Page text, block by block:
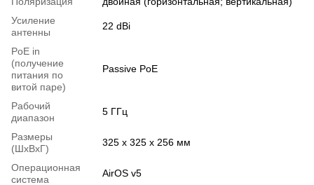
Усиление
антенны
22 dBi
PoE in
(получение
питания по
витой паре)
Passive PoE
Рабочий
диапазон
5 ГГц
Размеры
(ШxВxГ)
325 х 325 х 256 мм
Операционная
система
AirOS v5